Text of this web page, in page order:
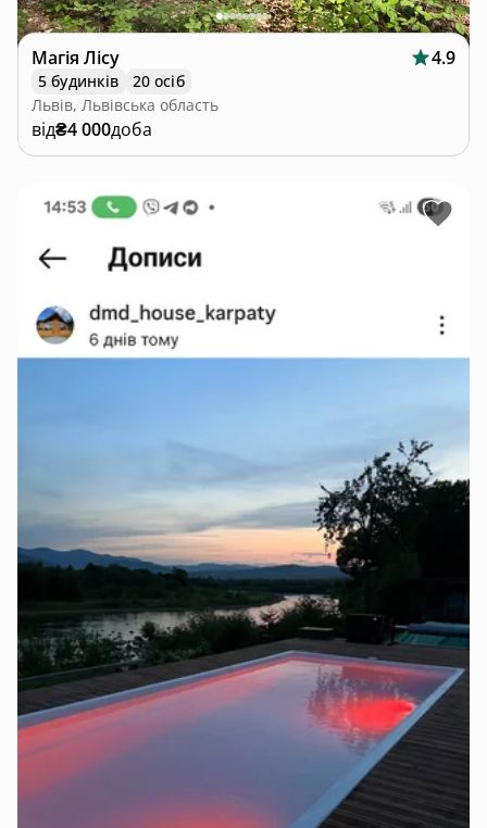
Магія Лісу 4.9
5 будинків
20 осіб
Львів, Львівська область
від₴4 000доба